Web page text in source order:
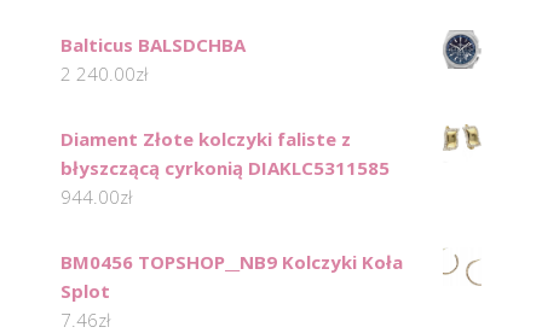
Balticus BALSDCHBA
2 240.00zł
Diament Złote kolczyki faliste z
błyszczącą cyrkonią DIAKLC5311585
944.00zł
BM0456 TOPSHOP__NB9 Kolczyki Koła
Splot
7.46zł